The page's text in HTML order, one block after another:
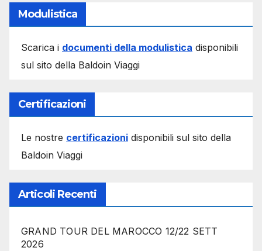
Modulistica
Scarica i documenti della modulistica disponibili
sul sito della Baldoin Viaggi
Certificazioni
Le nostre certificazioni disponibili sul sito della
Baldoin Viaggi
Articoli Recenti
GRAND TOUR DEL MAROCCO 12/22 SETT
2026